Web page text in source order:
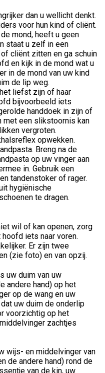
dan u wellicht denkt.
voor hun kind of cliënt.
mond, heeft u geen
staat u zelf in een
cliënt zitten en ga schuin
en kijk in de mond wat u
in de mond van uw kind
de lip weg.
liefst zijn of haar
bijvoorbeeld iets
handdoek in zijn of
met een slikstoornis kan
vergroten.
opwekken.
Breng na de
op uw vinger aan
in. Gebruik een
tandenstoker of rager.
hygiënische
te dragen.
wil of kan openen, zorg
iets naar voren.
Er zijn twee
(zie foto) en van opzij.
uw duim van uw
andere hand) op het
op de wang en uw
uw duim de onderlip
voorzichtig op het
zachtjes
wijs- en middelvinger van
de andere hand) rond de
van de kin, uw